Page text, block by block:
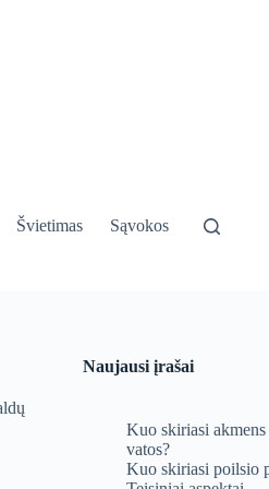
Švietimas Sąvokos
Naujausi įrašai
Kuo skiriasi
vatos?
Kuo skiriasi poilsio